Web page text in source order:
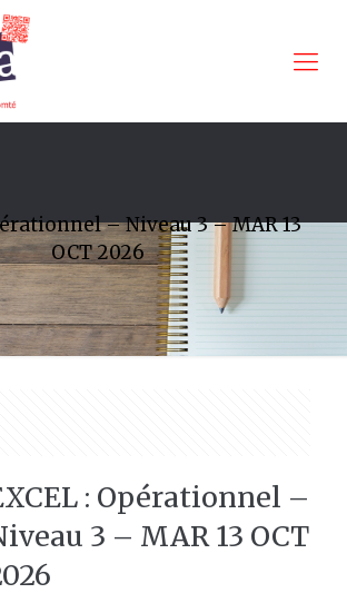
– Niveau 3 – MAR 13
OCT 2026
: Opérationnel –
3 – MAR 13 OCT